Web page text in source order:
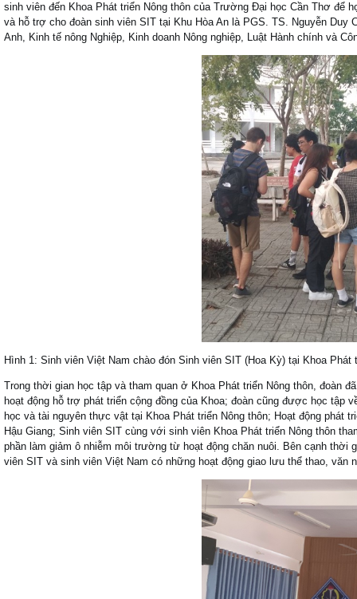
sinh viên đến Khoa Phát triển Nông thôn của Trường Đại học Cần Thơ để
và hỗ trợ cho đoàn sinh viên SIT tại Khu Hòa An là PGS. TS. Nguyễn
Anh, Kinh tế nông Nghiệp, Kinh doanh Nông nghiệp, Luật Hành chính và
Hình 1: Sinh viên Việt Nam chào đón Sinh viên SIT (Hoa Kỳ) tại Khoa
Trong thời gian học tập và tham quan ở Khoa Phát triển Nông thôn, đoàn
hoạt động hỗ trợ phát triển cộng đồng của Khoa; đoàn cũng được học tập
học và tài nguyên thực vật tại Khoa Phát triển Nông thôn; Hoạt động phát
Hậu Giang; Sinh viên SIT cùng với sinh viên Khoa Phát triển Nông thôn
phần làm giảm ô nhiễm môi trường từ hoạt động chăn nuôi. Bên cạnh
viên SIT và sinh viên Việt Nam có những hoạt động giao lưu thể thao, văn